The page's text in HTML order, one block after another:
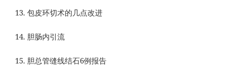
包皮环切术的几点改进
胆肠内引流
胆总管缝线结石6例报告